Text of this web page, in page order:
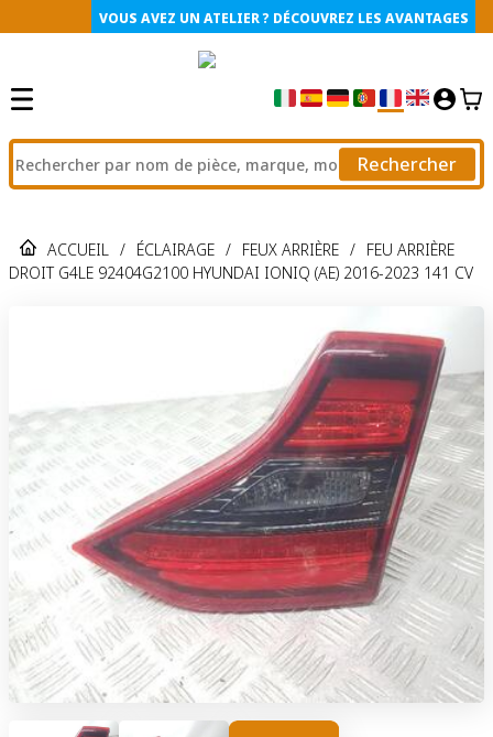
VOUS AVEZ UN ATELIER ? DÉCOUVREZ LES AVANTAGES
Rechercher
ACCUEIL / ÉCLAIRAGE / FEUX ARRIÈRE / FEU ARRIÈRE
DROIT G4LE 92404G2100 HYUNDAI IONIQ (AE) 2016-2023 141 CV